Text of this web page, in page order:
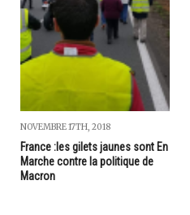
NOVEMBRE 17TH, 2018
France :les gilets jaunes sont En
Marche contre la politique de
Macron